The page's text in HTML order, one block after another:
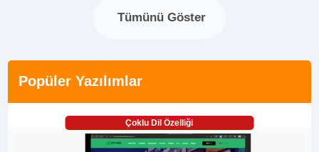
Tümünü Göster
Popüler Yazılımlar
Çoklu Dil Özelliği